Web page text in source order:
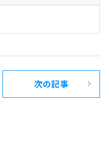
次の記事